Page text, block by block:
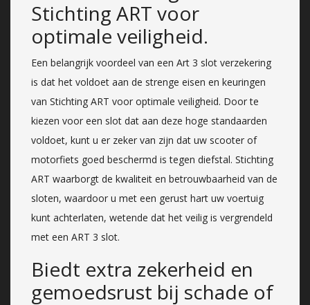
Stichting ART voor
optimale veiligheid.
Een belangrijk voordeel van een Art 3 slot verzekering
is dat het voldoet aan de strenge eisen en keuringen
van Stichting ART voor optimale veiligheid. Door te
kiezen voor een slot dat aan deze hoge standaarden
voldoet, kunt u er zeker van zijn dat uw scooter of
motorfiets goed beschermd is tegen diefstal. Stichting
ART waarborgt de kwaliteit en betrouwbaarheid van de
sloten, waardoor u met een gerust hart uw voertuig
kunt achterlaten, wetende dat het veilig is vergrendeld
met een ART 3 slot.
Biedt extra zekerheid en
gemoedsrust bij schade of